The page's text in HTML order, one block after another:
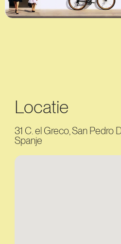
Locatie
31 C. el Greco, San Pedro
Spanje